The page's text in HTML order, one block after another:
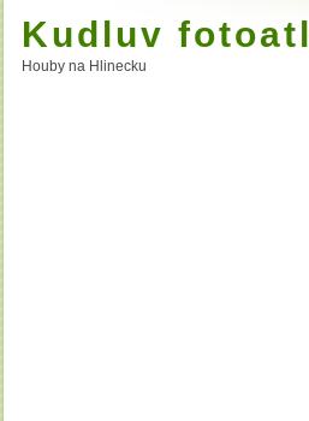
Kudluv
Houby na Hlinecku